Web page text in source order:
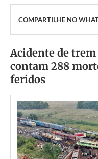
COMPARTILHE NO
Acidente de
contam 288
feridos